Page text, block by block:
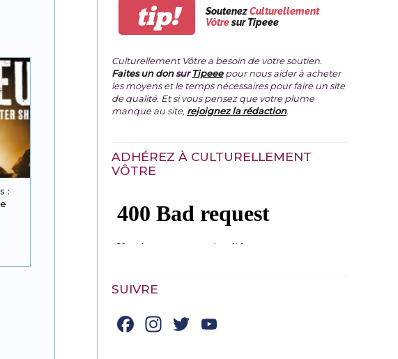
:
tip! SoutenezCulturellement
Vôtresur Tipeee
Culturellement Vôtre a besoin de votre soutien.
Faites un donsurTipeeepour nous aider à acheter
les moyens et le temps nécessaires pour faire un site
de qualité. Et si vous pensez que votre plume
manque au site, rejoignez la rédaction.
ADHÉREZ À CULTURELLEMENT
VÔTRE
SUIVRE
Facebook
Instagram
Twitter